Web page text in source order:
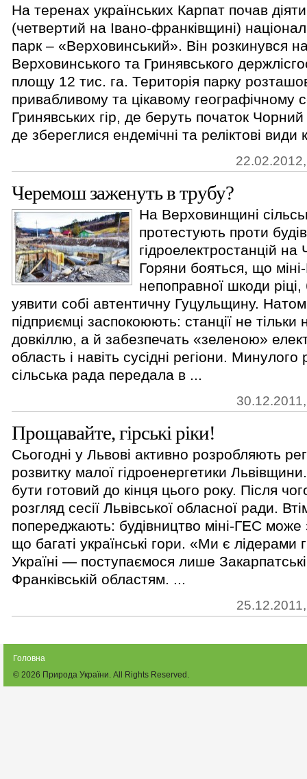
На теренах українських Карпат почав
(четвертий на Івано-франківщині)
парк – «Верховинський». Він розкинувся
Верховинського та Гринявського
площу 12 тис. га. Територія парку
привабливому та цікавому географічному
Гринявських гір, де беруть початок
де збереглися ендемічні та реліктові види
Черемош заженуть в трубу?
На Верховинщині
протестують проти
гідроелектростанцій
Горяни бояться, що
непоправної шкоди ріці,
уявити собі автентичну Гуцульщину.
підприємці заспокоюють: станції не
довкіллю, а й забезпечать «зеленою»
область і навіть сусідні регіони.
сільська рада передала в ...
Прощавайте, гірські ріки!
Сьогодні у Львові активно розробляють
розвитку малої гідроенергетики
бути готовий до кінця цього року. Після
розгляд сесії Львівської обласної ради.
попереджають: будівництво міні-ГЕС
що багаті українські гори. «Ми є лідерами
Україні — поступаємося лише
Франківській областям. ...
Головна
© 2026 Природа України. All Rights Reserved.